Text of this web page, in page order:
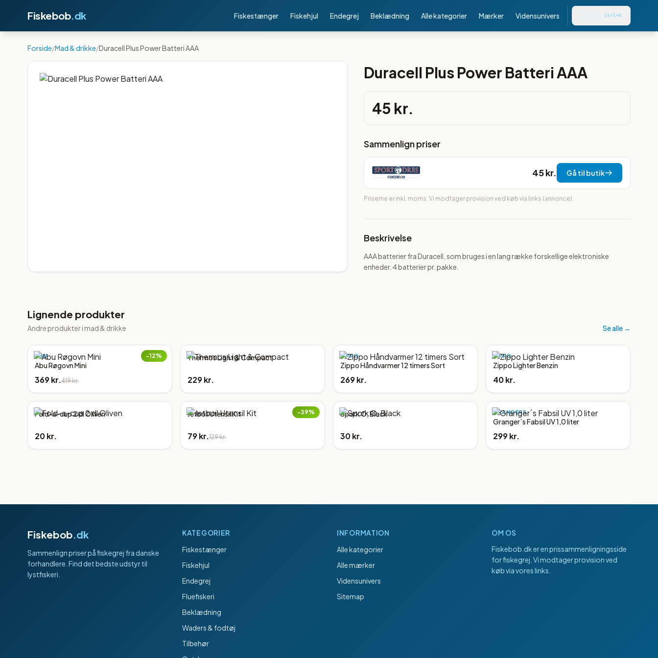
Fiskebob.dk Fiskestænger Fiskehjul Endegrej Beklædning Alle kategorier Mærker Vidensunivers Ctrl+K
Forside/Mad & drikke/Duracell Plus Power Batteri AAA
Duracell Plus Power Batteri AAA
45 kr.
Sammenlign priser
45 kr. Gå til butik
Priserne er inkl. moms. Vi modtager provision ved køb via links (annonce).
Beskrivelse
AAA batterier fra Duracell, som bruges i en lang række forskellige elektroniske
enheder. 4 batterier pr. pakke.
Lignende produkter
Andre produkter i mad & drikke Se alle →
−12%
ABU
Abu Røgovn Mini
369 kr.419 kr.
Thermos Light & Compact
229 kr.
ZIPPO
Zippo Håndvarmer 12 timers Sort
269 kr.
ZIPPO
Zippo Lighter Benzin
40 kr.
Fold-a-cup 2 dl Oliven
20 kr.
−39%
Jetboil Utensil Kit
79 kr.129 kr.
Spork O, Black
30 kr.
GRANGERS
Granger´s Fabsil UV 1,0 liter
299 kr.
Fiskebob.dk
Sammenlign priser på fiskegrej fra danske
forhandlere. Find det bedste udstyr til
lystfiskeri.
KATEGORIER
Fiskestænger
Fiskehjul
Endegrej
Fluefiskeri
Beklædning
Waders & fodtøj
Tilbehør
INFORMATION
Alle kategorier
Alle mærker
Vidensunivers
Sitemap
OM OS
Fiskebob.dker en prissammenligningsside
for fiskegrej. Vi modtager provision ved
køb via vores links.